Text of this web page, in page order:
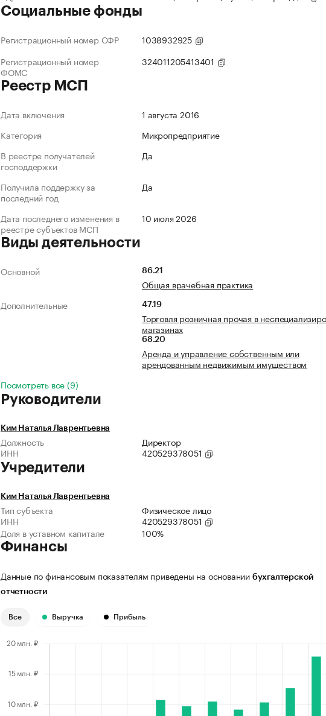
Социальные фонды
Регистрационный номер СФР
1038932925
Регистрационный номер
ФОМС
324011205413401
Реестр МСП
Дата включения
1 августа 2016
Категория
Микропредприятие
В реестре получателей
господдержки
Да
Получила поддержку за
последний год
Да
Дата последнего изменения в
реестре субъектов МСП
10 июля 2026
Виды деятельности
Основной 86.21
Общая врачебная практика
Дополнительные
47.19
Торговля розничная прочая в
магазинах
68.20
Аренда и управление собственным или
арендованным недвижимым имуществом
Посмотреть все (9)
Руководители
Ким Наталья Лаврентьевна
Должность
Директор
ИНН
420529378051
Учредители
Ким Наталья Лаврентьевна
Тип субъекта
Физическое лицо
ИНН
420529378051
Доля в уставном капитале
100%
Финансы
Данные по финансовым показателям приведены на основании бухгалтерской
отчетности
Все Выручка Прибыль